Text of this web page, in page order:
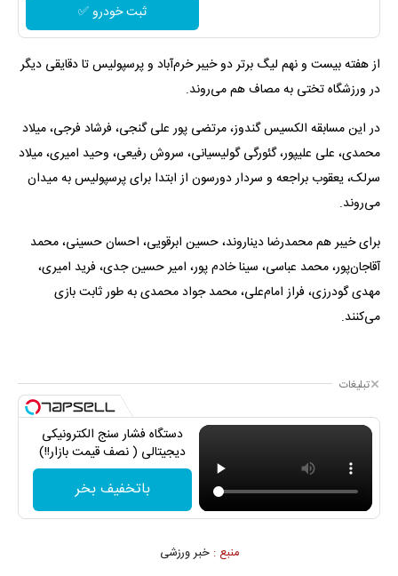
ثبت خودرو ✅
از هفته بیست و نهم لیگ برتر دو خیبر خرم‌آباد و پرسپولیس تا دقایقی دیگر
در ورزشگاه تختی به مصاف هم می‌روند.
در این مسابقه الکسیس گندوز، مرتضی پور علی گنجی، فرشاد فرجی، میلاد
محمدی، علی علیپور، گئورگی گولیسیانی، سروش رفیعی، وحید امیری، میلاد
سرلک، یعقوب براجعه و سردار دورسون از ابتدا برای پرسپولیس به میدان
می‌روند.
برای خیبر هم محمدرضا دیناروند، حسین ابرقویی، احسان حسینی، محمد
آقاجان‌پور، محمد عباسی، سینا خادم پور، امیر حسین جدی، فرید امیری،
مهدی گودرزی، فراز امام‌علی، محمد جواد محمدی به طور ثابت بازی
می‌کنند.
تبلیغات
دستگاه فشار سنج الکترونیکی
دیجیتالی ( نصف قیمت بازار!!)
باتخفیف بخر
منبع :خبر ورزشی